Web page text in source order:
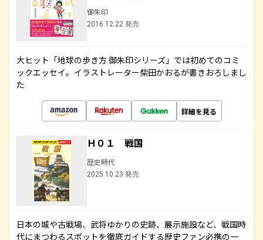
御朱印
2016.12.22 発売
大ヒット「地球の歩き方 御朱印シリーズ」では初めてのコミ
ックエッセイ。イラストレーター柴田かおるが書きおろしまし
た
詳細を見る
Ｈ０１ 戦国
歴史時代
2025.10.23 発売
日本の城や古戦場、武将ゆかりの史跡、展示施設など、戦国時
代にまつわるスポットを徹底ガイドする歴史ファン必携の一